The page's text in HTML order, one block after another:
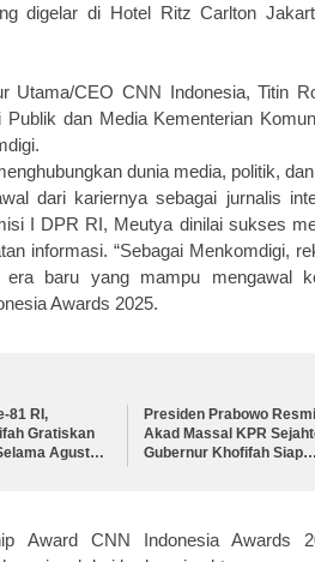
digelar di Hotel Ritz Carlton
Utama/CEO CNN Indonesia, Titin
dan Media Kementerian
dunia media, politik,
dari kariernya sebagai jurnalis
I DPR RI, Meutya dinilai sukses
informasi. “Sebagai Menkomdigi,
baru yang mampu mengawal
Awards 2025.
81 RI,
Gratiskan
Agustus
Presiden Prabowo
Akad Massal KPR
Gubernur Khofifah Siap
Award CNN Indonesia Awards